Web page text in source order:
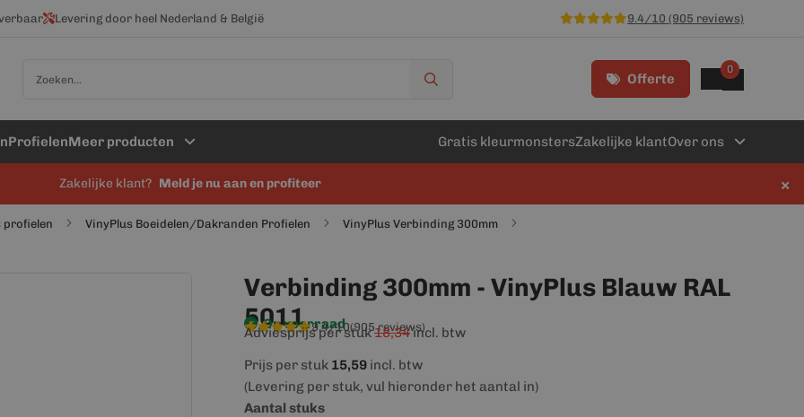
Levering door heel Nederland & België 9.4/10 (905 reviews)
Offerte
0
ProfielenMeer producten Gratis kleurmonstersZakelijke klantOver ons
Zakelijke klant? Meld je nu aan en profiteer ×
profielen VinyPlus Boeidelen/Dakranden Profielen
VinyPlus Verbinding 300mm
Verbinding 300mm - VinyPlus Blauw RAL
5011
Op voorraad
9,4/10(905 reviews)
Adviesprijs per stuk18,34incl. btw
Prijs per stuk 15,59 incl. btw
(Levering per stuk, vul hieronder het aantal in)
Aantal stuks